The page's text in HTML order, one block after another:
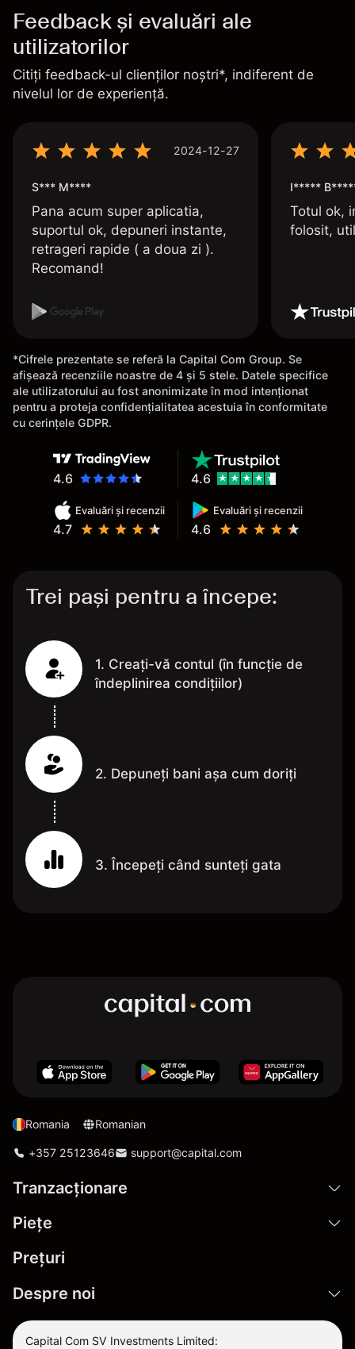
Feedback și evaluări ale
utilizatorilor
Citiți feedback-ul clienților noștri*, indiferent de
nivelul lor de experiență.
2024-12-27
S*** M****
Pana acum super aplicatia,
suportul ok, depuneri instante,
retrageri rapide ( a doua zi ).
Recomand!
I*****
Totul ok,
folosit,
*Cifrele prezentate se referă la Capital Com Group. Se
afișează recenziile noastre de 4 și 5 stele. Datele specifice
ale utilizatorului au fost anonimizate în mod intenționat
pentru a proteja confidențialitatea acestuia în conformitate
cu cerințele GDPR.
4.6
Evaluări și recenzii
4.7
Evaluări și recenzii
4.6
4.6
Trei pași pentru a începe:
1. Creați-vă contul (în funcție de
îndeplinirea condițiilor)
2. Depuneți bani așa cum doriți
3. Începeți când sunteți gata
Romania Romanian
+357 25123646 support@capital.com
Tranzacționare
Pieţe
Prețuri
Despre noi
Capital Com SV Investments Limited: